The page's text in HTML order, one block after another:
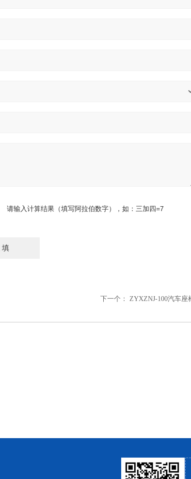
请输入计算结果（填写阿拉伯数字），如：三加四=7
下一个： ZYXZNJ-100汽车座